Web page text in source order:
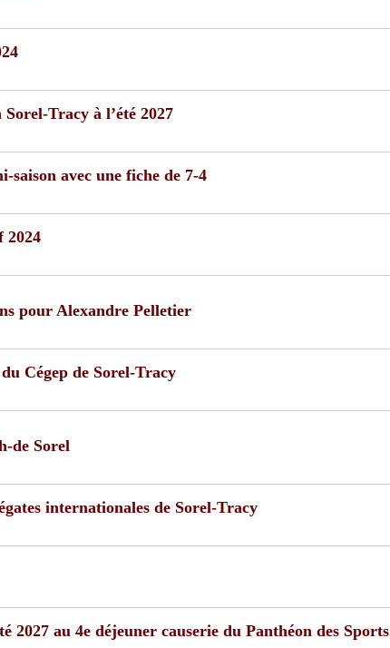
Tracy à l’été 2027
avec une fiche de 7-4
2024
pour Alexandre Pelletier
Cégep de Sorel-Tracy
de Sorel
internationales de Sorel-Tracy
au 4e déjeuner causerie du Panthéon des Sports